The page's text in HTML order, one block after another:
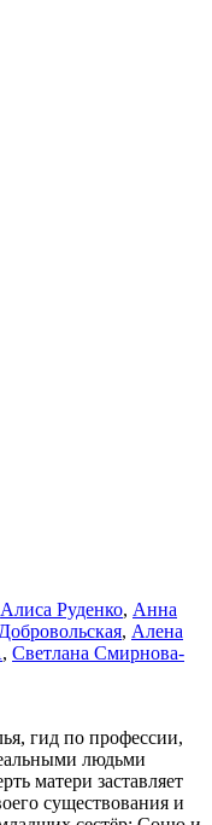
Алиса Руденко, Анна
, Алена
, Светлана Смирнова-
гид по профессии,
людьми
матери заставляет
существования и